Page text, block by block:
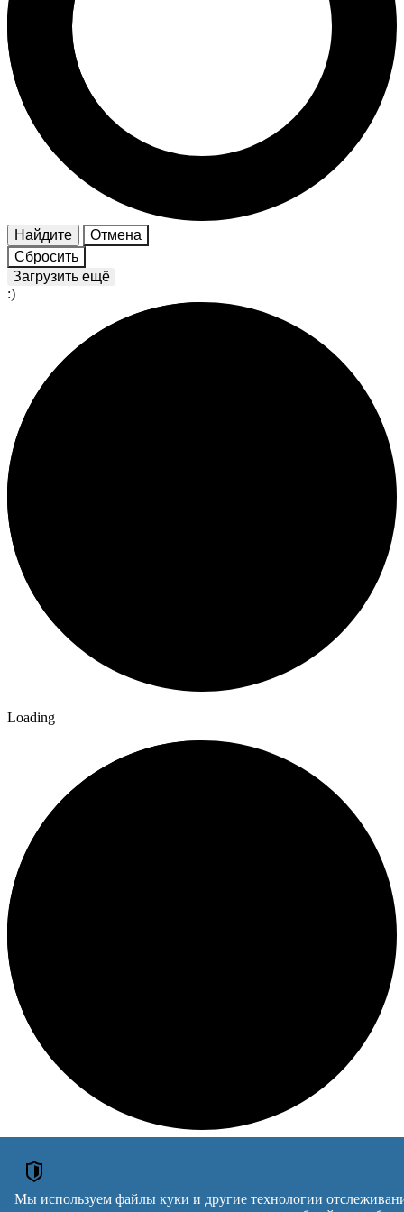
Найдите
Отмена
Сбросить
Загрузить ещё
:)
Loading
ОБЪЯВЛЕНИЯ
Мы используем файлы куки и другие технологии